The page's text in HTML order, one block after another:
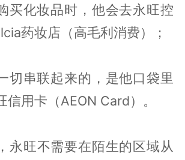
买化妆品时，他会去永旺控
药妆店（高毛利消费）；
切串联起来的，是他口袋里
信用卡（AEON Card）。
永旺不需要在陌生的区域从